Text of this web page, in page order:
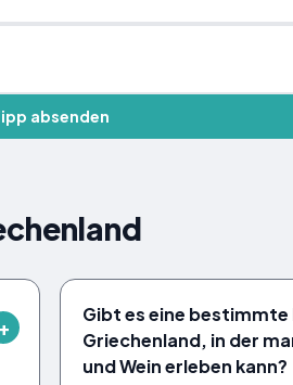
absenden
Gibt es eine bestimmte
Griechenland, in der
und Wein erleben kann?